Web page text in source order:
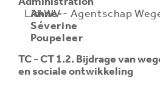
Lid
Anne-
Séverine
Poupeleer
AWV - Agentschap
TC - CT 1.2. Bijdrage van
en sociale ontwikkeling